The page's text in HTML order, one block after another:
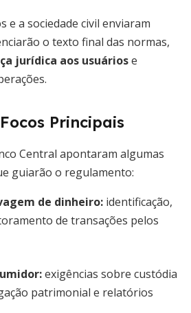
e a sociedade civil enviaram
o texto final das normas,
jurídica aos usuáriose
Principais
Central apontaram algumas
guiarão o regulamento:
de dinheiro: identificação,
de transações pelos
:exigências sobre custódia
patrimonial e relatórios